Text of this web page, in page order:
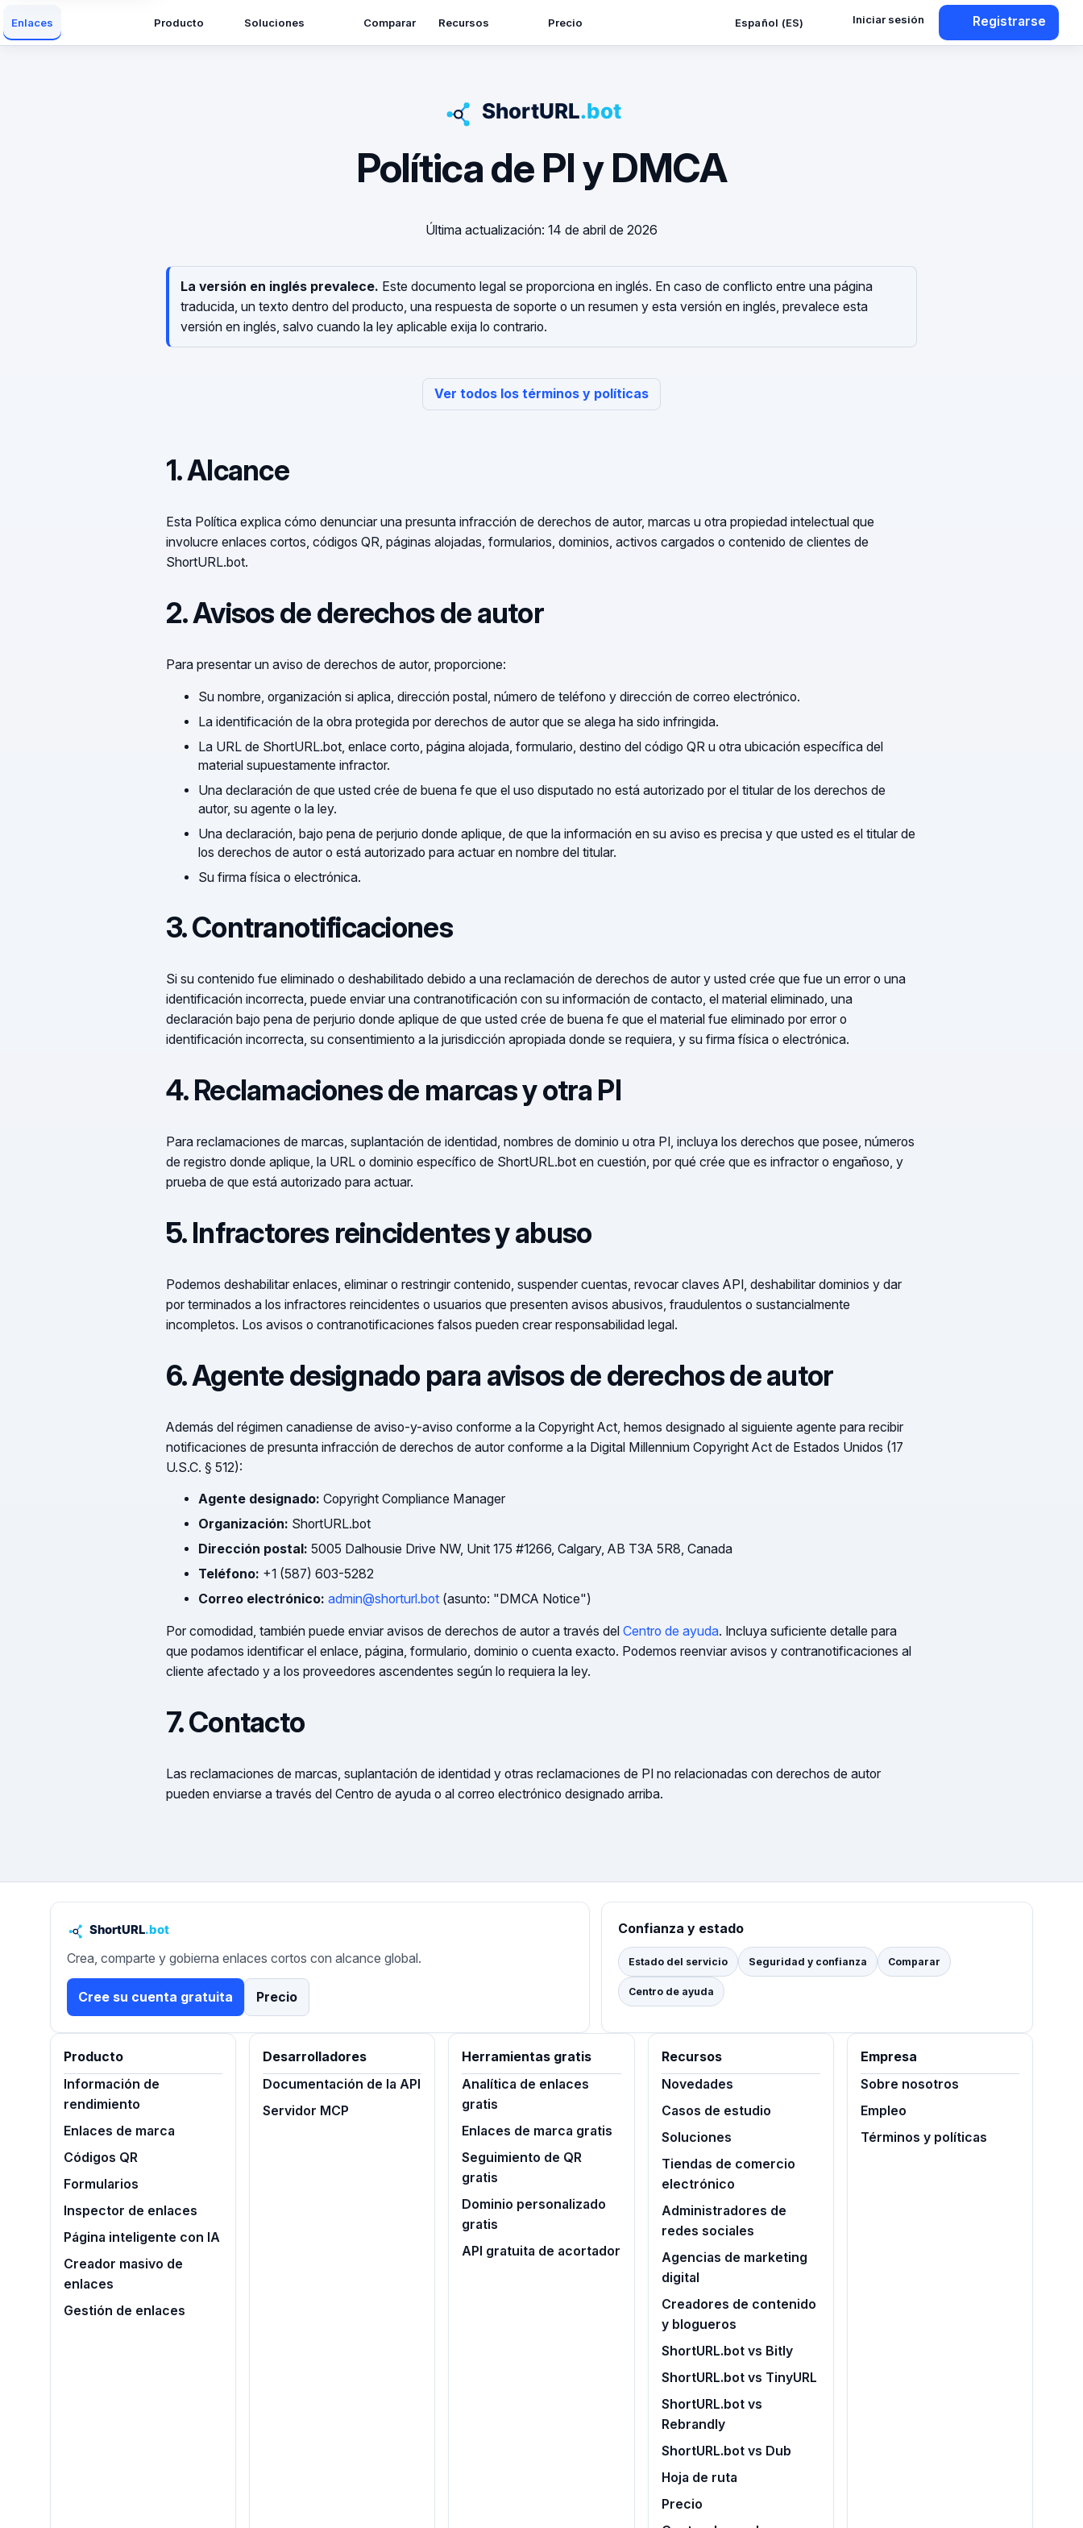
Enlaces Producto Soluciones Comparar Recursos Precio Español (ES) Iniciar sesión Registrarse
Política de PI y DMCA
Última actualización: 14 de abril de 2026
La versión en inglés prevalece. Este documento legal se proporciona en inglés. En caso de conflicto entre una página
traducida, un texto dentro del producto, una respuesta de soporte o un resumen y esta versión en inglés, prevalece esta
versión en inglés, salvo cuando la ley aplicable exija lo contrario.
Ver todos los términos y políticas
1. Alcance
Esta Política explica cómo denunciar una presunta infracción de derechos de autor, marcas u otra propiedad intelectual que
involucre enlaces cortos, códigos QR, páginas alojadas, formularios, dominios, activos cargados o contenido de clientes de
ShortURL.bot.
2. Avisos de derechos de autor
Para presentar un aviso de derechos de autor, proporcione:
Su nombre, organización si aplica, dirección postal, número de teléfono y dirección de correo electrónico.
La identificación de la obra protegida por derechos de autor que se alega ha sido infringida.
La URL de ShortURL.bot, enlace corto, página alojada, formulario, destino del código QR u otra ubicación específica del
material supuestamente infractor.
Una declaración de que usted crée de buena fe que el uso disputado no está autorizado por el titular de los derechos de
autor, su agente o la ley.
Una declaración, bajo pena de perjurio donde aplique, de que la información en su aviso es precisa y que usted es el titular de
los derechos de autor o está autorizado para actuar en nombre del titular.
Su firma física o electrónica.
3. Contranotificaciones
Si su contenido fue eliminado o deshabilitado debido a una reclamación de derechos de autor y usted crée que fue un error o una
identificación incorrecta, puede enviar una contranotificación con su información de contacto, el material eliminado, una
declaración bajo pena de perjurio donde aplique de que usted crée de buena fe que el material fue eliminado por error o
identificación incorrecta, su consentimiento a la jurisdicción apropiada donde se requiera, y su firma física o electrónica.
4. Reclamaciones de marcas y otra PI
Para reclamaciones de marcas, suplantación de identidad, nombres de dominio u otra PI, incluya los derechos que posee, números
de registro donde aplique, la URL o dominio específico de ShortURL.bot en cuestión, por qué crée que es infractor o engañoso, y
prueba de que está autorizado para actuar.
5. Infractores reincidentes y abuso
Podemos deshabilitar enlaces, eliminar o restringir contenido, suspender cuentas, revocar claves API, deshabilitar dominios y dar
por terminados a los infractores reincidentes o usuarios que presenten avisos abusivos, fraudulentos o sustancialmente
incompletos. Los avisos o contranotificaciones falsos pueden crear responsabilidad legal.
6. Agente designado para avisos de derechos de autor
Además del régimen canadiense de aviso-y-aviso conforme a la Copyright Act , hemos designado al siguiente agente para recibir
notificaciones de presunta infracción de derechos de autor conforme a la Digital Millennium Copyright Act de Estados Unidos (17
U.S.C. § 512):
Agente designado: Copyright Compliance Manager
Organización: ShortURL.bot
Dirección postal: 5005 Dalhousie Drive NW, Unit 175 #1266, Calgary, AB T3A 5R8, Canada
Teléfono: +1 (587) 603-5282
Correo electrónico: admin@shorturl.bot (asunto: "DMCA Notice")
Por comodidad, también puede enviar avisos de derechos de autor a través del Centro de ayuda. Incluya suficiente detalle para
que podamos identificar el enlace, página, formulario, dominio o cuenta exacto. Podemos reenviar avisos y contranotificaciones al
cliente afectado y a los proveedores ascendentes según lo requiera la ley.
7. Contacto
Las reclamaciones de marcas, suplantación de identidad y otras reclamaciones de PI no relacionadas con derechos de autor
pueden enviarse a través del Centro de ayuda o al correo electrónico designado arriba.
Crea, comparte y gobierna enlaces cortos con alcance global.
Cree su cuenta gratuita Precio
Confianza y estado
Estado del servicio Seguridad y confianza Comparar
Centro de ayuda
Producto
Información de
rendimiento
Enlaces de marca
Códigos QR
Formularios
Inspector de enlaces
Página inteligente con IA
Creador masivo de
enlaces
Gestión de enlaces
Desarrolladores
Documentación de la API
Servidor MCP
Herramientas gratis
Analítica de enlaces
gratis
Enlaces de marca gratis
Seguimiento de QR
gratis
Dominio personalizado
gratis
API gratuita de acortador
Recursos
Novedades
Casos de estudio
Soluciones
Tiendas de comercio
electrónico
Administradores de
redes sociales
Agencias de marketing
digital
Creadores de contenido
y blogueros
ShortURL.bot vs Bitly
ShortURL.bot vs TinyURL
ShortURL.bot vs
Rebrandly
ShortURL.bot vs Dub
Hoja de ruta
Precio
Empresa
Sobre nosotros
Empleo
Términos y políticas